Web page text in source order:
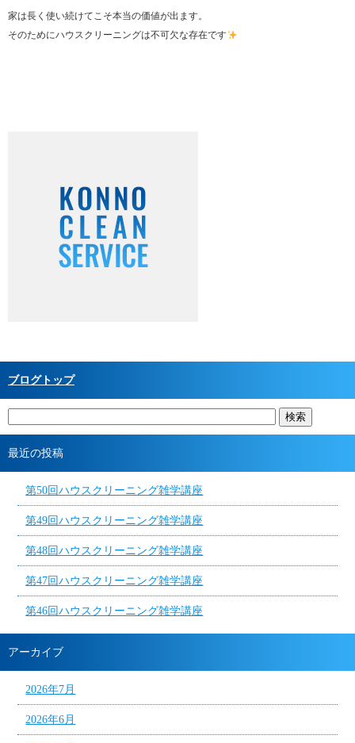
家は長く使い続けてこそ本当の価値が出ます。
そのためにハウスクリーニングは不可欠な存在です
ブログトップ
最近の投稿
第50回ハウスクリーニング雑学講座
第49回ハウスクリーニング雑学講座
第48回ハウスクリーニング雑学講座
第47回ハウスクリーニング雑学講座
第46回ハウスクリーニング雑学講座
アーカイブ
2026年7月
2026年6月